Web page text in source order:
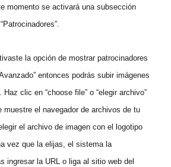
momento se activará una subsección
la opción de mostrar patrocinadores
entonces podrás subir imágenes
clic en “choose file” o “elegir archivo”
muestre el navegador de archivos de tu
el archivo de imagen con el logotipo
vez que la elijas, el sistema la
ingresar la URL o liga al sitio web del